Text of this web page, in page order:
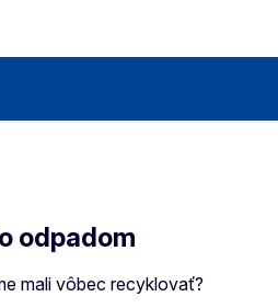
odpadom
mali vôbec recyklovať?